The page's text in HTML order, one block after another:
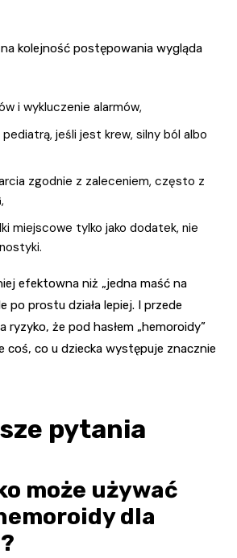
kolejność postępowania wygląda
i wykluczenie alarmów,
jeśli jest krew, silny ból albo
zgodnie z zaleceniem, często z
,
miejscowe tylko jako dodatek, nie
efektowna niż „jedna maść na
po prostu działa lepiej. I przede
ryzyko, że pod hasłem „hemoroidy”
coś, co u dziecka występuje znacznie
pytania
może używać
dla